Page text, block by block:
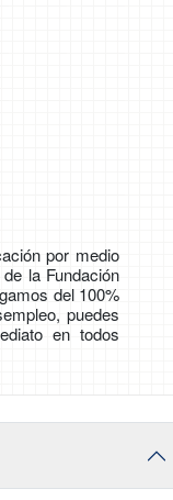
por medio
la Fundación
del 100%
puedes
en todos